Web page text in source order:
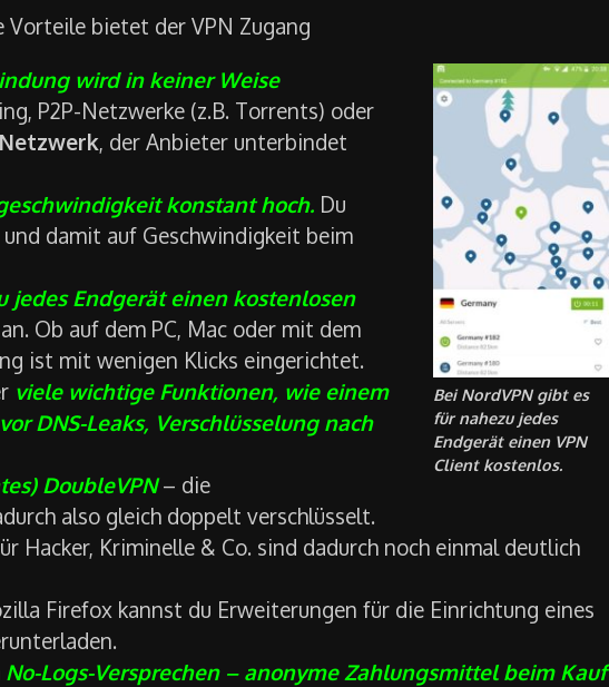
Vorteile bietet der VPN Zugang
Bei NordVPN gibt es
für nahezu jedes
Endgerät einen VPN
Client kostenlos.
wird in keiner Weise
P2P-Netzwerke (z.B. Torrents) oder
, der Anbieter unterbindet
konstant hoch. Du
damit auf Geschwindigkeit beim
jedes Endgerät einen kostenlosen
Ob auf dem PC, Mac oder mit dem
ist mit wenigen Klicks eingerichtet.
viele wichtige Funktionen, wie einem
DNS-Leaks, Verschlüsselung nach
DoubleVPN– die
also gleich doppelt verschlüsselt.
Hacker, Kriminelle & Co. sind dadurch noch einmal deutlich
Firefox kannst du Erweiterungen für die Einrichtung eines
No-Logs-Versprechen – anonyme Zahlungsmittel beim Kauf